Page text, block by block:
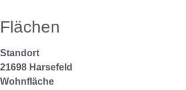
Flächen
Standort
21698 Harsefeld
Wohnfläche